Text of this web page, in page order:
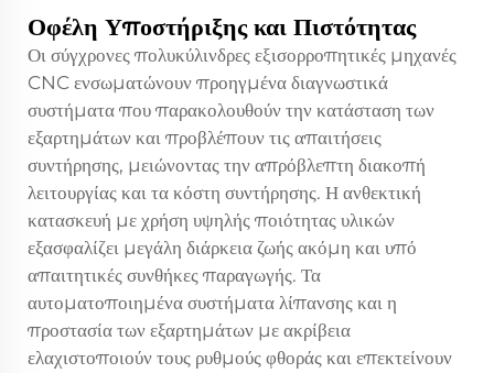
Οφέλη Υποστήριξης και Πιστότητας
Οι σύγχρονες πολυκύλινδρες εξισορροπητικές μηχανές
CNC ενσωματώνουν προηγμένα διαγνωστικά
συστήματα που παρακολουθούν την κατάσταση των
εξαρτημάτων και προβλέπουν τις απαιτήσεις
συντήρησης, μειώνοντας την απρόβλεπτη διακοπή
λειτουργίας και τα κόστη συντήρησης. Η ανθεκτική
κατασκευή με χρήση υψηλής ποιότητας υλικών
εξασφαλίζει μεγάλη διάρκεια ζωής ακόμη και υπό
απαιτητικές συνθήκες παραγωγής. Τα
αυτοματοποιημένα συστήματα λίπανσης και η
προστασία των εξαρτημάτων με ακρίβεια
ελαχιστοποιούν τους ρυθμούς φθοράς και επεκτείνουν